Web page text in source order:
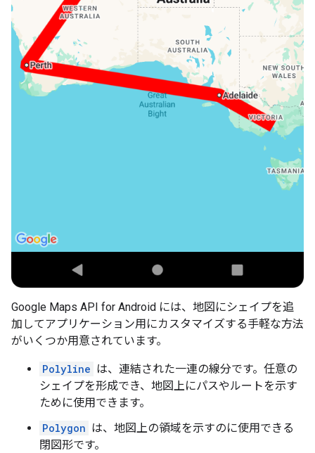
Google Maps API for Android には、地図にシェイプを追
加してアプリケーション用にカスタマイズする手軽な方法
がいくつか用意されています。
Polyline は、連結された一連の線分です。任意の
シェイプを形成でき、地図上にパスやルートを示す
ために使用できます。
Polygon は、地図上の領域を示すのに使用できる
閉図形です。